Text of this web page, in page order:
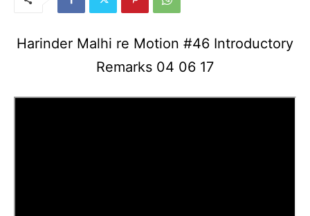
Harinder Malhi re Motion #46 Introductory
Remarks 04 06 17